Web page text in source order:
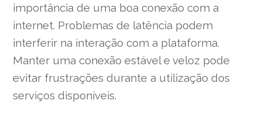
importância de uma boa conexão com a
internet. Problemas de latência podem
interferir na interação com a plataforma.
Manter uma conexão estável e veloz pode
evitar frustrações durante a utilização dos
serviços disponíveis.